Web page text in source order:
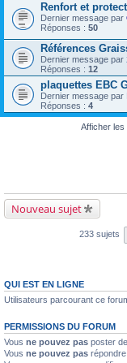
Renfort et
Dernier message par
Réponses : 50
Références
Dernier message par
Réponses : 12
plaquettes EBC
Dernier message par
Réponses : 4
Afficher les
Nouveau sujet
233 sujets
QUI EST EN LIGNE
Utilisateurs parcourant ce
PERMISSIONS DU FORUM
Vous ne pouvez pas poster
Vous ne pouvez pas